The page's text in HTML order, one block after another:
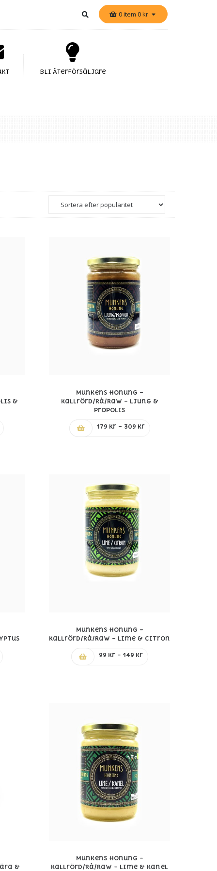
0 item 0kr
Bli Återförsäljare
&
Munkens Honung –
Kallrörd/Rå/Raw – Ljung &
Propolis
179 kr – 309 krPrisintervall:
Munkens Honung –
Kallrörd/Rå/Raw – Lime & Citron
99 kr – 149 krPrisintervall:
&
Munkens Honung –
Kallrörd/Rå/Raw – Lime & Kanel